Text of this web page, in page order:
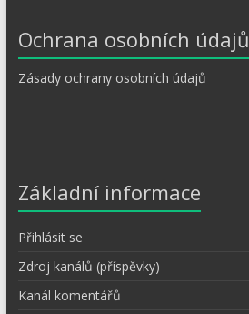
Ochrana osobních údajů
Zásady ochrany osobních údajů
Základní informace
Přihlásit se
Zdroj kanálů (příspěvky)
Kanál komentářů